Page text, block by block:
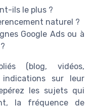
ils le plus ?
naturel ?
Google Ads ou à
(blog, vidéos,
sur leur
les sujets qui
la fréquence de